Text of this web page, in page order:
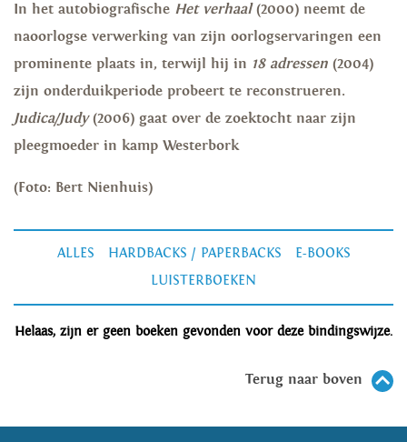
In het autobiografische Het verhaal(2000) neemt de
naoorlogse verwerking van zijn oorlogservaringen een
prominente plaats in, terwijl hij in 18 adressen (2004)
zijn onderduikperiode probeert te reconstrueren.
Judica/Judy(2006) gaat over de zoektocht naar zijn
pleegmoeder in kamp Westerbork
(Foto: Bert Nienhuis)
ALLES HARDBACKS / PAPERBACKS
E-BOOKS
LUISTERBOEKEN
Helaas, zijn er geen boeken gevonden voor deze bindingswijze.
Terug naar boven